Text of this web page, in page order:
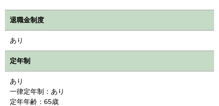
退職金制度
あり
定年制
あり
一律定年制：あり
定年年齢：65歳